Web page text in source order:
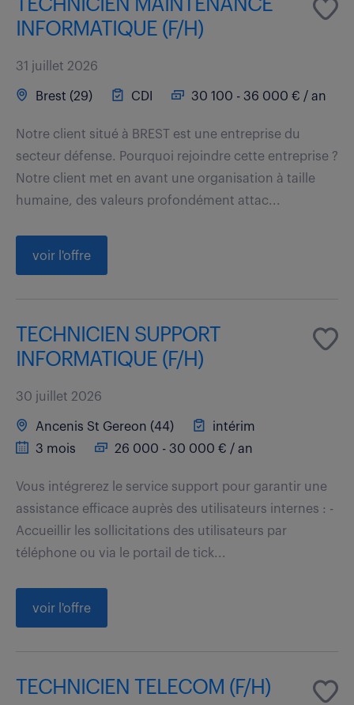
TECHNICIEN MAINTENANCE
INFORMATIQUE (F/H)
31 juillet 2026
Brest (29) CDI 30 100 - 36 000 € / an
Notre client situé à BREST est une entreprise du
secteur défense. Pourquoi rejoindre cette entreprise ?
Notre client met en avant une organisation à taille
humaine, des valeurs profondément attac...
voir l'offre
TECHNICIEN SUPPORT
INFORMATIQUE (F/H)
30 juillet 2026
Ancenis St Gereon (44)
intérim
3 mois
26 000 - 30 000 € / an
Vous intégrerez le service support pour garantir une
assistance efficace auprès des utilisateurs internes : -
Accueillir les sollicitations des utilisateurs par
téléphone ou via le portail de tick...
voir l'offre
TECHNICIEN TELECOM (F/H)